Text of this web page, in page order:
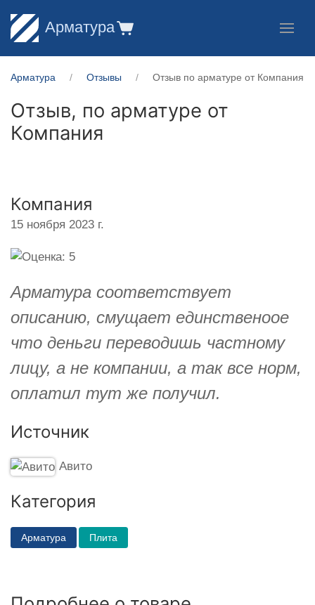
Арматура
Арматура Отзывы Отзыв по арматуре от Компания
Отзыв, по арматуре от
Компания
Компания
15 ноября 2023 г.
Арматура соответствует
описанию, смущает единственоое
что деньги переводишь частному
лицу, а не компании, а так все норм,
оплатил тут же получил.
Источник
Авито
Категория
Арматура Плита